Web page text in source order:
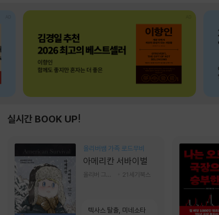
실시간 BOOK UP!
올리버쌤 가족 로드무비
아메리칸 서바이벌
21세기북스
텍사스 탈출, 미네소타